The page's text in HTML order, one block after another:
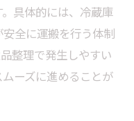
具体的には、冷蔵庫
全に運搬を行う体制
整理で発生しやすい
ーズに進めることが